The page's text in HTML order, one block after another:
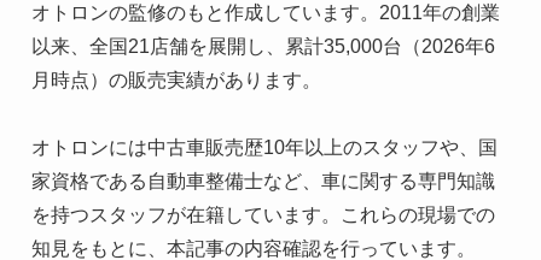
オトロンの監修のもと作成しています。2011年の創業
以来、全国21店舗を展開し、累計35,000台（2026年6
月時点）の販売実績があります。
オトロンには中古車販売歴10年以上のスタッフや、国
家資格である自動車整備士など、車に関する専門知識
を持つスタッフが在籍しています。これらの現場での
知見をもとに、本記事の内容確認を行っています。